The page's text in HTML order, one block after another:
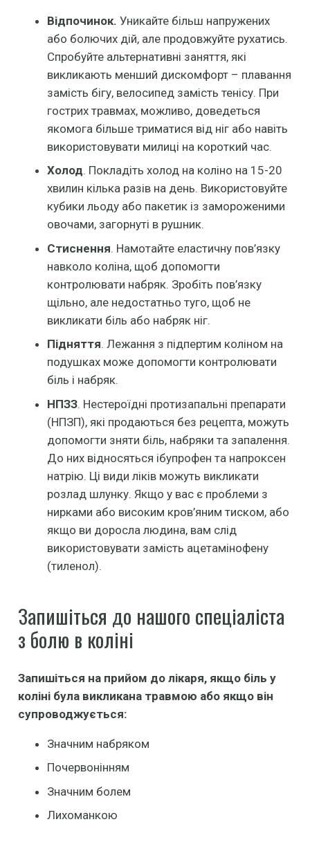
Відпочинок. Уникайте більш напружених
або болючих дій, але продовжуйте рухатись.
Спробуйте альтернативні заняття, які
викликають менший дискомфорт – плавання
замість бігу, велосипед замість тенісу. При
гострих травмах, можливо, доведеться
якомога більше триматися від ніг або навіть
використовувати милиці на короткий час.
Холод. Покладіть холод на коліно на 15-20
хвилин кілька разів на день. Використовуйте
кубики льоду або пакетик із замороженими
овочами, загорнуті в рушник.
Стиснення. Намотайте еластичну пов’язку
навколо коліна, щоб допомогти
контролювати набряк. Зробіть пов’язку
щільно, але недостатньо туго, щоб не
викликати біль або набряк ніг.
Підняття. Лежання з підпертим коліном на
подушках може допомогти контролювати
біль і набряк.
НПЗЗ. Нестероїдні протизапальні препарати
(НПЗП), які продаються без рецепта, можуть
допомогти зняти біль, набряки та запалення.
До них відносяться ібупрофен та напроксен
натрію. Ці види ліків можуть викликати
розлад шлунку. Якщо у вас є проблеми з
нирками або високим кров’яним тиском, або
якщо ви доросла людина, вам слід
використовувати замість ацетамінофену
(тиленол).
Запишіться до нашого спеціаліста
з болю в коліні
Запишіться на прийом до лікаря, якщо біль у
коліні була викликана травмою або якщо він
супроводжується:
Значним набряком
Почервонінням
Значним болем
Лихоманкою